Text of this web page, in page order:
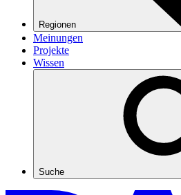
Regionen
Meinungen
Projekte
Wissen
Suche